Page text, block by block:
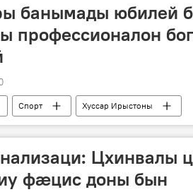
банымады юбилей
профессионалон
Спорт Хуссар Ирыстоны
Цхинвалы
фӕцис доны бын